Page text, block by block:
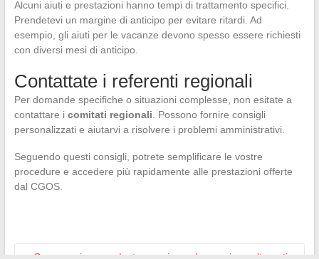
Alcuni aiuti e prestazioni hanno tempi di trattamento specifici.
Prendetevi un margine di anticipo per evitare ritardi. Ad
esempio, gli aiuti per le vacanze devono spesso essere richiesti
con diversi mesi di anticipo.
Contattate i referenti regionali
Per domande specifiche o situazioni complesse, non esitate a
contattare i comitati regionali. Possono fornire consigli
personalizzati e aiutarvi a risolvere i problemi amministrativi.
Seguendo questi consigli, potrete semplificare le vostre
procedure e accedere più rapidamente alle prestazioni offerte
dal CGOS.